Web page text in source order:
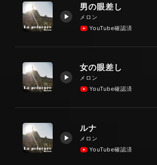
男の眼差し
メロン
YouTube確認済
女の眼差し
メロン
YouTube確認済
ルナ
メロン
YouTube確認済